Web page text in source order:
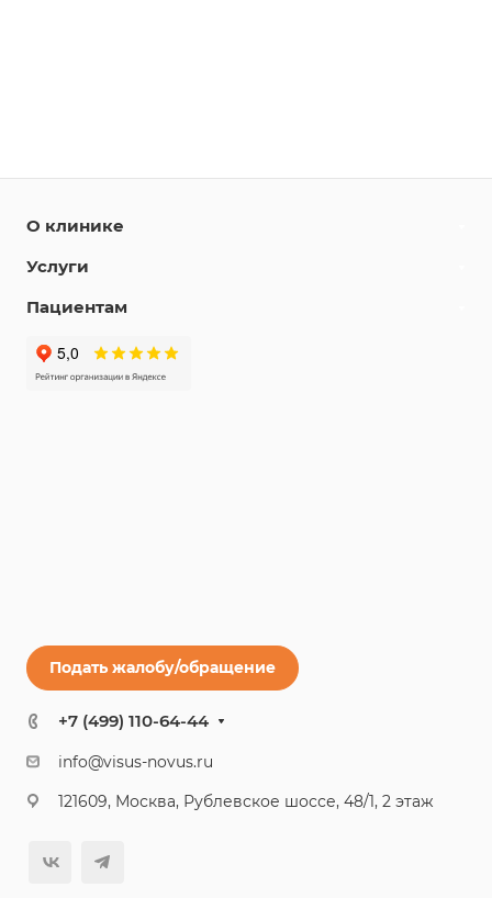
О клинике
Услуги
Пациентам
Подать жалобу/обращение
+7 (499) 110-64-44
info@visus-novus.ru
121609, Москва, Рублевское шоссе, 48/1, 2 этаж